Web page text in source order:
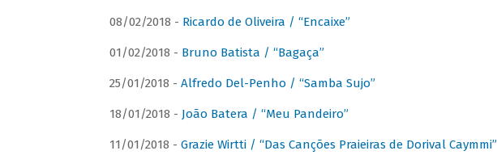
08/02/2018 - Ricardo de Oliveira / “Encaixe”
01/02/2018 - Bruno Batista / “Bagaça”
25/01/2018 - Alfredo Del-Penho / “Samba Sujo”
18/01/2018 - João Batera / “Meu Pandeiro”
11/01/2018 - Grazie Wirtti / “Das Canções Praieiras de Dorival Caymmi”